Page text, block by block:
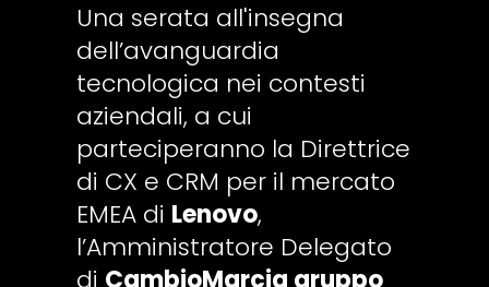
Una serata all'insegna
dell’avanguardia
tecnologica nei contesti
aziendali, a cui
parteciperanno la Direttrice
di CX e CRM per il mercato
EMEA di Lenovo,
l’Amministratore Delegato
di CambioMarcia gruppo